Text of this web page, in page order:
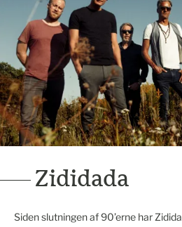
Zididada
Siden slutningen af 90’erne har